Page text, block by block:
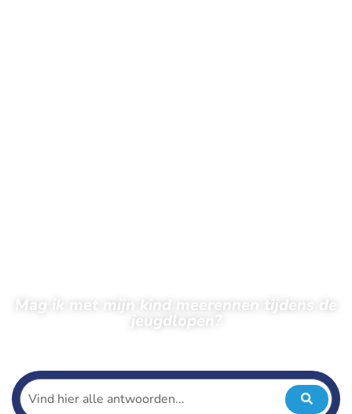
Mag ik met mijn kind meerennen tijdens de
jeugdlopen?